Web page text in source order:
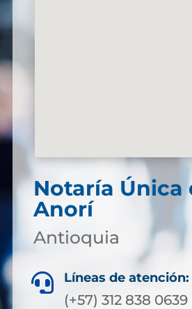
Notaría Única
Anorí
Antioquia
 Líneas de atención:
(+57) 312 838 0639